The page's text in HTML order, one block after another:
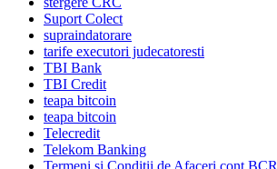
Suport Colect
supraindatorare
tarife executori judecatoresti
TBI Bank
TBI Credit
teapa bitcoin
teapa bitcoin
Telecredit
Telekom Banking